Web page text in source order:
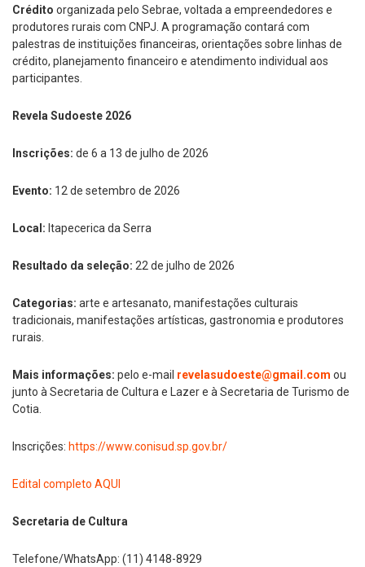
Crédito organizada pelo Sebrae, voltada a empreendedores e
produtores rurais com CNPJ. A programação contará com
palestras de instituições financeiras, orientações sobre linhas de
crédito, planejamento financeiro e atendimento individual aos
participantes.
Revela Sudoeste 2026
Inscrições: de 6 a 13 de julho de 2026
Evento: 12 de setembro de 2026
Local: Itapecerica da Serra
Resultado da seleção: 22 de julho de 2026
Categorias: arte e artesanato, manifestações culturais
tradicionais, manifestações artísticas, gastronomia e produtores
rurais.
Mais informações: pelo e-mail revelasudoeste@gmail.com ou
junto à Secretaria de Cultura e Lazer e à Secretaria de Turismo de
Cotia.
Inscrições: https://www.conisud.sp.gov.br/
Edital completo AQUI
Secretaria de Cultura
Telefone/WhatsApp: (11) 4148-8929